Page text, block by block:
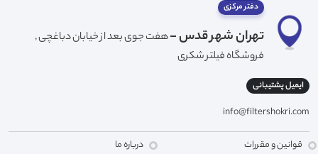
دفتر مرکزی
تهران شهر قدس -هفت جوی بعد از خیابان دباغچی ,
فروشگاه فیلتر شکری
ایمیل پشتیبانی
info@filtershokri.com
قوانین و مقررات
درباره ما